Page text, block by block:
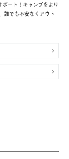
ート！キャンプをより
誰でも不安なくアウト